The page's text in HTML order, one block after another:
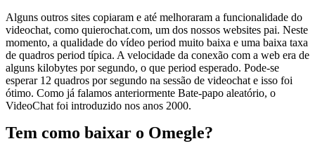
Alguns outros sites copiaram e até melhoraram a funcionalidade do
videochat, como quierochat.com, um dos nossos websites pai. Neste
momento, a qualidade do vídeo period muito baixa e uma baixa taxa
de quadros period típica. A velocidade da conexão com a web era de
alguns kilobytes por segundo, o que period esperado. Pode-se
esperar 12 quadros por segundo na sessão de videochat e isso foi
ótimo. Como já falamos anteriormente Bate-papo aleatório, o
VideoChat foi introduzido nos anos 2000.
Tem como baixar o Omegle?